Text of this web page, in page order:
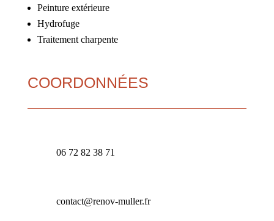
Peinture extérieure
Hydrofuge
Traitement charpente
COORDONNÉES
06 72 82 38 71
contact@renov-muller.fr